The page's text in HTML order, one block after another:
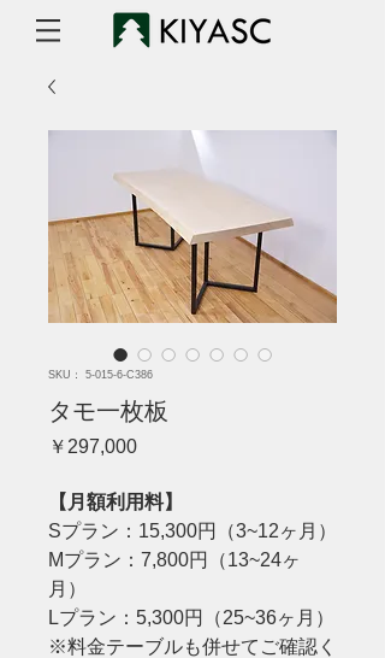
SKU： 5-015-6-C386
タモ一枚板
￥297,000価
【月額利用料】
Sプラン：15,300円（3~12ヶ月）
Mプラン：7,800円（13~24ヶ
月）
Lプラン：5,300円（25~36ヶ月）
※料金テーブルも併せてご確認く